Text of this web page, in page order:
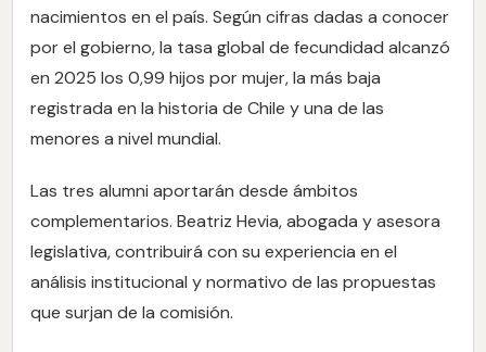
nacimientos en el país. Según cifras dadas a conocer
por el gobierno, la tasa global de fecundidad alcanzó
en 2025 los 0,99 hijos por mujer, la más baja
registrada en la historia de Chile y una de las
menores a nivel mundial.
Las tres alumni aportarán desde ámbitos
complementarios. Beatriz Hevia, abogada y asesora
legislativa, contribuirá con su experiencia en el
análisis institucional y normativo de las propuestas
que surjan de la comisión.